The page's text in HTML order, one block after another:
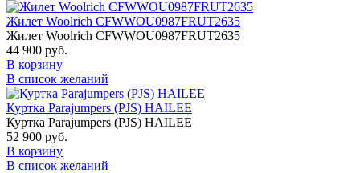
Жилет Woolrich CFWWOU0987FRUT2635
Жилет Woolrich CFWWOU0987FRUT2635
44 900 руб.
В корзину
В список желаний
Куртка Parajumpers (PJS) HAILEE
Куртка Parajumpers (PJS) HAILEE
52 900 руб.
В корзину
В список желаний